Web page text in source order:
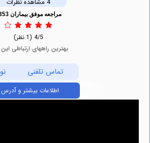
مراجعه موفق بیماران 3353
بهترین راههای ارتباطی این دکتر
تماس تلفنی نوبت دهی
اطلاعات بیشتر و آدرس